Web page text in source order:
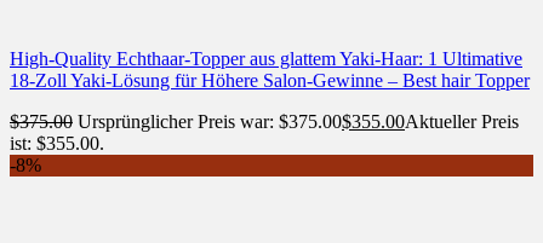
High-Quality Echthaar-Topper aus glattem Yaki-Haar: 1 Ultimative
18-Zoll Yaki-Lösung für Höhere Salon-Gewinne – Best hair Topper
$375.00 Ursprünglicher Preis war: $375.00$355.00Aktueller Preis
ist: $355.00.
-8%